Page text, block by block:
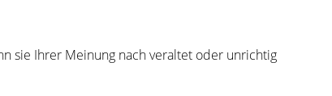
sie Ihrer Meinung nach veraltet oder unrichtig